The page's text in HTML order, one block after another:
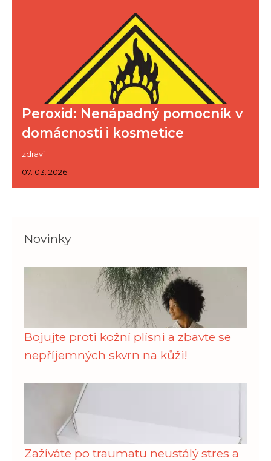
Peroxid: Nenápadný pomocník v
domácnosti i kosmetice
zdraví
07. 03. 2026
Novinky
Bojujte proti kožní plísni a zbavte se
nepříjemných skvrn na kůži!
Zažíváte po traumatu neustálý stres a